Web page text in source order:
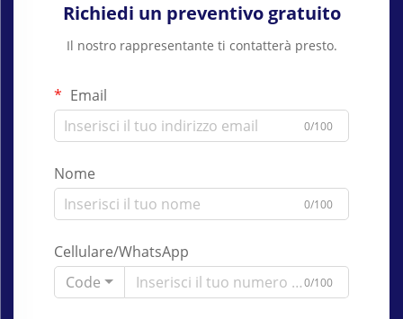
Richiedi un preventivo gratuito
Il nostro rappresentante ti contatterà presto.
Email
0/100
Nome
0/100
Cellulare/WhatsApp
Code
0/100